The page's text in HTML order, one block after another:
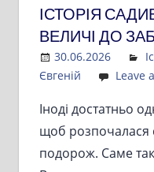
ІСТОРІЯ
ВЕЛИЧІ ДО
30.06.2026
Євгеній
Leave
Іноді достатньо
щоб розпочалася
подорож. Саме так